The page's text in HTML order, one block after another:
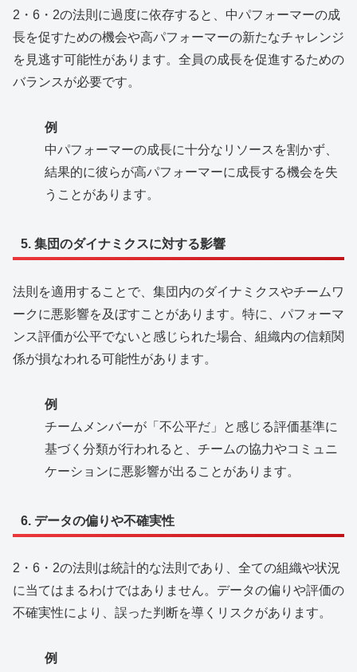
2・6・2の法則に過度に依存すると、中パフォーマーの成
長を促すための機会や高パフォーマーの新たなチャレンジ
を見逃す可能性があります。全員の成長を促進するための
バランスが必要です。
例
中パフォーマーの成長に十分なリソースを割かず、
結果的に彼らが高パフォーマーに成長する機会を失
うことがあります。
5. 集団のダイナミクスに対する影響
法則を適用することで、集団内のダイナミクスやチームワ
ークに悪影響を及ぼすことがあります。特に、パフォーマ
ンス評価が公平でないと感じられた場合、組織内の信頼関
係が損なわれる可能性があります。
例
チームメンバーが「不公平だ」と感じる評価基準に
基づく分類が行われると、チームの協力やコミュニ
ケーションに悪影響が出ることがあります。
6. データの偏りや不確実性
2・6・2の法則は統計的な法則であり、全ての組織や状況
に当てはまるわけではありません。データの偏りや評価の
不確実性により、誤った判断を導くリスクがあります。
例